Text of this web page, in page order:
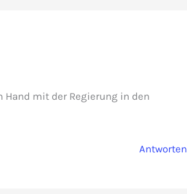
mit der Regierung in den
Antworten